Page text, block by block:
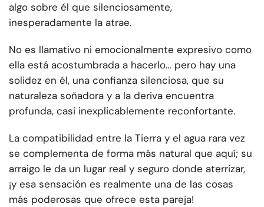
algo sobre él que silenciosamente,
inesperadamente la atrae.
No es llamativo ni emocionalmente expresivo como
ella está acostumbrada a hacerlo… pero hay una
solidez en él, una confianza silenciosa, que su
naturaleza soñadora y a la deriva encuentra
profunda, casi inexplicablemente reconfortante.
La compatibilidad entre la Tierra y el agua rara vez
se complementa de forma más natural que aquí; su
arraigo le da un lugar real y seguro donde aterrizar,
¡y esa sensación es realmente una de las cosas
más poderosas que ofrece esta pareja!